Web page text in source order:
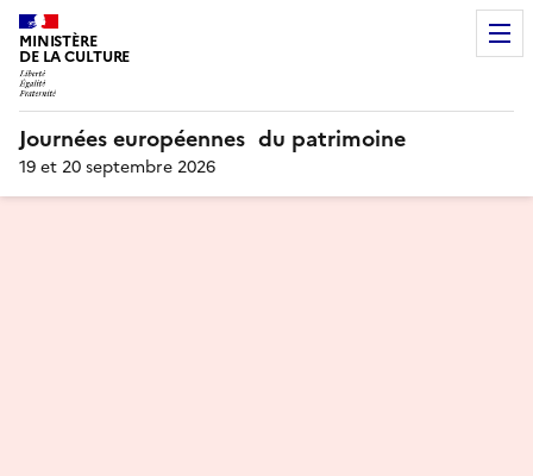
MINISTÈRE
DE LA CULTURE
Journées européennes du patrimoine
19 et 20 septembre 2026